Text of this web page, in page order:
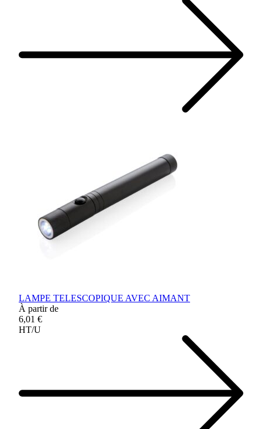
LAMPE TELESCOPIQUE AVEC AIMANT
À partir de
6,01 €
HT/U